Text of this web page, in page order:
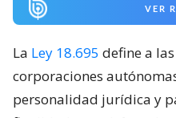
VER
La Ley 18.695 define a
corporaciones
personalidad jurídica y